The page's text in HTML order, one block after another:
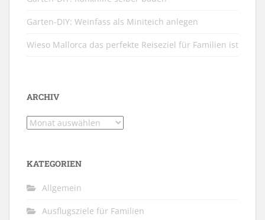
Garten-DIY: Weinfass als Miniteich anlegen
Wieso Mallorca das perfekte Reiseziel für Familien ist
ARCHIV
Archiv
KATEGORIEN
Allgemein
Ausflugsziele für Familien